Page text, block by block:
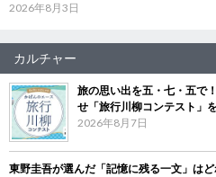
2026年8月3日
カルチャー
旅の思い出を五・七・五で
せ「旅行川柳コンテスト」
2026年8月7日
東野圭吾が選んだ「記憶に残る一文」は